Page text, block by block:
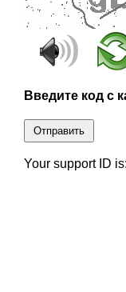
Введите код с
Отправить
Your support ID